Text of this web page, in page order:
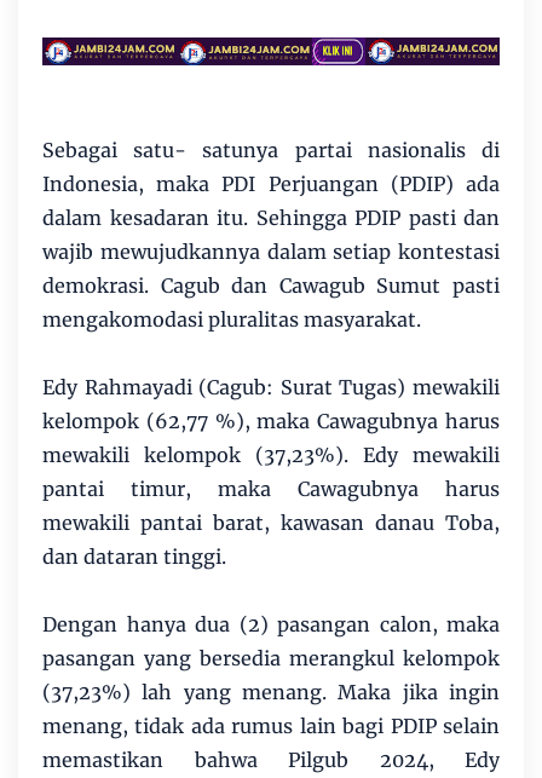
Sebagai satu- satunya partai nasionalis di
Indonesia, maka PDI Perjuangan (PDIP) ada
dalam kesadaran itu. Sehingga PDIP pasti dan
wajib mewujudkannya dalam setiap kontestasi
demokrasi. Cagub dan Cawagub Sumut pasti
mengakomodasi pluralitas masyarakat.
Edy Rahmayadi (Cagub: Surat Tugas) mewakili
kelompok (62,77 %), maka Cawagubnya harus
mewakili kelompok (37,23%). Edy mewakili
pantai timur, maka Cawagubnya harus
mewakili pantai barat, kawasan danau Toba,
dan dataran tinggi.
Dengan hanya dua (2) pasangan calon, maka
pasangan yang bersedia merangkul kelompok
(37,23%) lah yang menang. Maka jika ingin
menang, tidak ada rumus lain bagi PDIP selain
memastikan bahwa Pilgub 2024, Edy